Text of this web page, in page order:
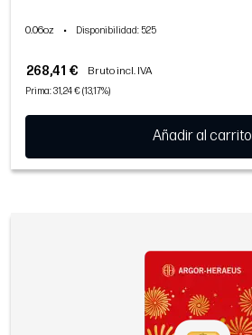
0.06oz • Disponibilidad: 525
268,41 € Bruto incl. IVA
Prima: 31,24 € (13,17%)
Añadir al carrito